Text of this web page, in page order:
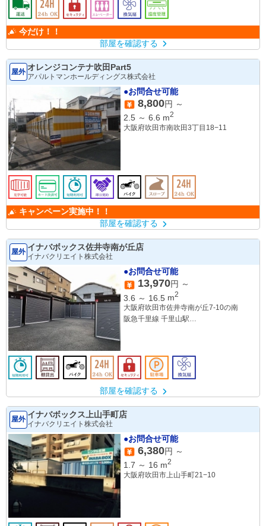
今だけ！！
部屋を確認する
屋外 オレンジコンテナ吹田Part5
アパルトマンホールディングス株式会社
●お問合せ可能
8,800円 ～
2.5 ～ 6.6 m2
大阪府吹田市南吹田3丁目18−11
キャンペーン実施中！！
部屋を確認する
屋外 イナバボックス佐井寺南が丘店
イナバクリエイト株式会社
●お問合せ可能
13,970円 ～
3.6 ～ 16.5 m2
大阪府吹田市佐井寺南が丘7-10の南
阪急千里線 千里山駅
部屋を確認する
屋外 イナバボックス上山手町店
イナバクリエイト株式会社
●お問合せ可能
6,380円 ～
1.7 ～ 16 m2
大阪府吹田市上山手町21−10